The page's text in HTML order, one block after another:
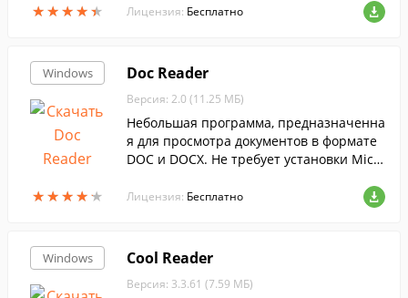
★★★★★
★★★★★ Лицензия: Бесплатно
Windows
★★★★★
★★★★★
Doc Reader
Версия: 2.0 (11.25 МБ)
Небольшая программа, предназначенна
я для просмотра документов в формате
DOC и DOCX. Не требует установки Micr
Лицензия: Бесплатно
Windows Cool Reader
Версия: 3.3.61 (7.59 МБ)